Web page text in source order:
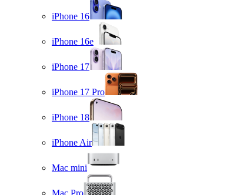
iPhone 16
iPhone 16e
iPhone 17
iPhone 17 Pro
iPhone 18
iPhone Air
Mac mini
Mac Pro